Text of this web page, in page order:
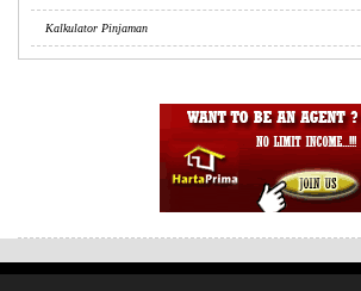
Kalkulator Pinjaman